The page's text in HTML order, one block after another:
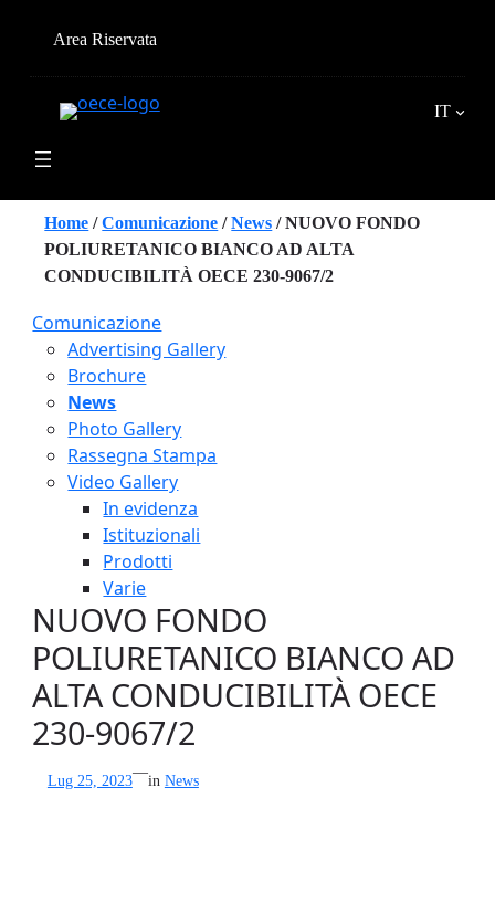
Area Riservata
IT
Home /Comunicazione /News /NUOVO FONDO
POLIURETANICO BIANCO AD ALTA
CONDUCIBILITÀ OECE 230-9067/2
Comunicazione
Advertising Gallery
Brochure
News
Photo Gallery
Rassegna Stampa
Video Gallery
In evidenza
Istituzionali
Prodotti
Varie
NUOVO FONDO
POLIURETANICO BIANCO AD
ALTA CONDUCIBILITÀ OECE
230-9067/2
Lug 25, 2023—in News